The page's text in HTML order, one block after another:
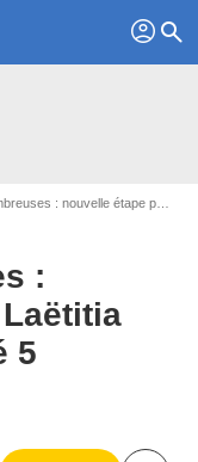
profil search
étape pour Laëtitia Provenchère et bébé 5
:
5